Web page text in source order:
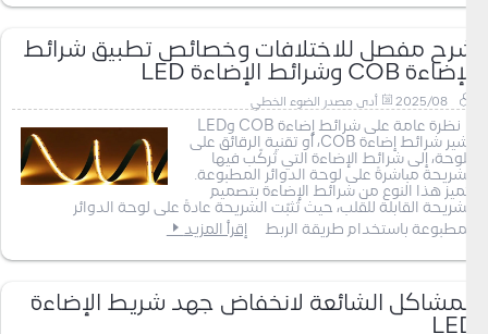
شرح مفصل للاختلافات وخصائص تطبيق شرائط
الإضاءة COB وشرائط الإضاءة LED
2025/08 أدى مصدر الضوء الخطي
نظرة عامة على شرائط إضاءة COB وLED
تُشير شرائط إضاءة COB، أو تقنية الرقائق على
اللوحة، إلى شرائط الإضاءة التي تُركّب فيها
الشريحة مباشرةً على لوحة الدوائر المطبوعة.
يتميز هذا النوع من شرائط الإضاءة بتصميم
الشريحة القابلة للقلب، حيث تُثبّت الشريحة عادةً على لوحة الدوائر
المطبوعة باستخدام طريقة الربط
إقرأ المزيد
المشاكل الشائعة لانخفاض جهد شريط الإضاءة
LED